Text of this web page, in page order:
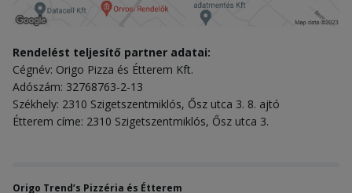
Rendelést teljesítő partner adatai:
Cégnév: Origo Pizza és Étterem Kft.
Adószám: 32768763-2-13
Székhely: 2310 Szigetszentmiklós, Ősz utca 3. 8. ajtó
Étterem címe: 2310 Szigetszentmiklós, Ősz utca 3.
Origo Trend’s Pizzéria és Étterem